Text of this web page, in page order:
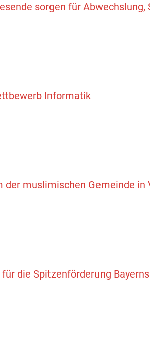
sorgen für Abwechslung,
Informatik
der muslimischen Gemeinde in
die Spitzenförderung Bayerns